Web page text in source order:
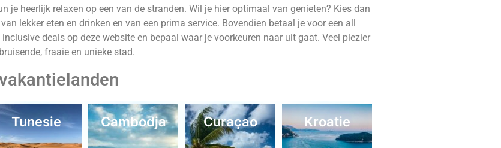
je heerlijk relaxen op een van de stranden. Wil je hier optimaal van genieten? Kies dan
lekker eten en drinken en van een prima service. Bovendien betaal je voor een all
deals op deze website en bepaal waar je voorkeuren naar uit gaat. Veel plezier
fraaie en unieke stad.
Tunesie Cambodja Curaçao Kroatie